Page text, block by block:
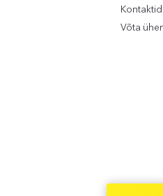
Kontaktid
Võta